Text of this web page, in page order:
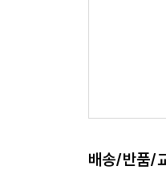
배송/반품/